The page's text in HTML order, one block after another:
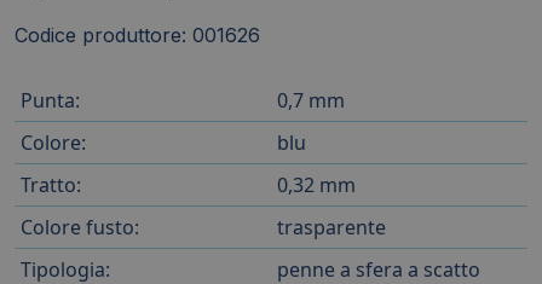
Codice produttore: 001626
Punta:
0,7 mm
Colore:
blu
Tratto:
0,32 mm
Colore fusto:
trasparente
Tipologia:
penne a sfera a scatto